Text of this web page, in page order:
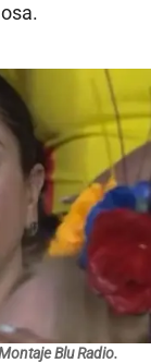
Blu Radio.